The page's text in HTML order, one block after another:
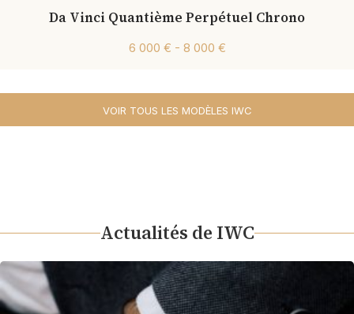
Da Vinci Quantième Perpétuel Chrono
6 000 € - 8 000 €
VOIR TOUS LES MODÈLES IWC
Actualités de IWC